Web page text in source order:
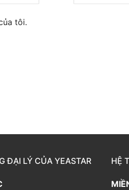
tôi.
ĐẠI LÝ CỦA YEASTAR HỆ